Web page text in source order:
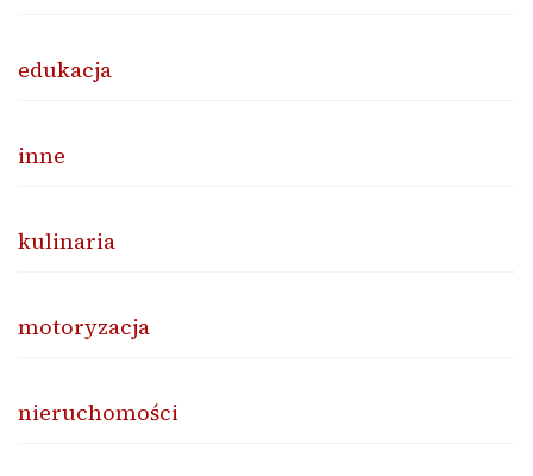
edukacja
inne
kulinaria
motoryzacja
nieruchomości